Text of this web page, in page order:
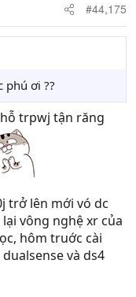
#44,175
phú ơi ??
trpwj tận răng
trở lên mới vó dc
vông nghệ xr của
hôm truớc cài
và ds4